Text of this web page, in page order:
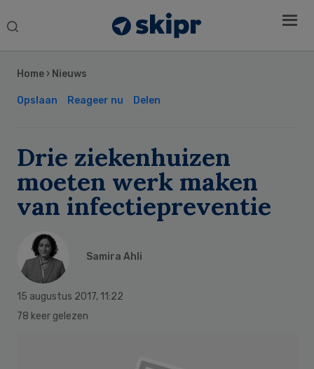
Search
Home › Nieuws
Opslaan Reageer nu Delen
Drie ziekenhuizen
moeten werk maken
van infectiepreventie
Samira Ahli
15 augustus 2017, 11:22
78 keer gelezen
Sidebar